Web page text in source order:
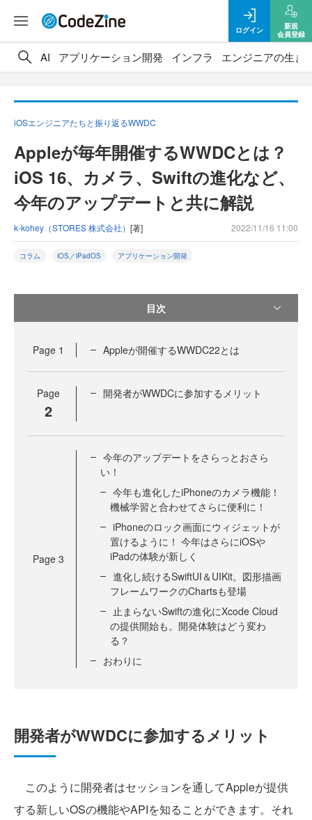
ログイン
新規
会員登録
AI アプリケーション開発 インフラ エンジニアの生き
iOSエンジニアたちと振り返るWWDC
Appleが毎年開催するWWDCとは？
iOS 16、カメラ、Swiftの進化など、
今年のアップデートと共に解説
k-kohey（STORES 株式会社） [著] 2022/11/16 11:00
コラム iOS／iPadOS アプリケーション開発
目次
Page 1 Appleが開催するWWDC22とは
Page
2
開発者がWWDCに参加するメリット
Page 3
今年のアップデートをさらっとおさら
い！
今年も進化したiPhoneのカメラ機能！
機械学習と合わせてさらに便利に！
iPhoneのロック画面にウィジェットが
置けるように！ 今年はさらにiOSや
iPadの体験が新しく
進化し続けるSwiftUI＆UIKit。図形描画
フレームワークのChartsも登場
止まらないSwiftの進化にXcode Cloud
の提供開始も。開発体験はどう変わ
る？
おわりに
開発者がWWDCに参加するメリット
このように開発者はセッションを通してAppleが提供
する新しいOSの機能やAPIを知ることができます。それ